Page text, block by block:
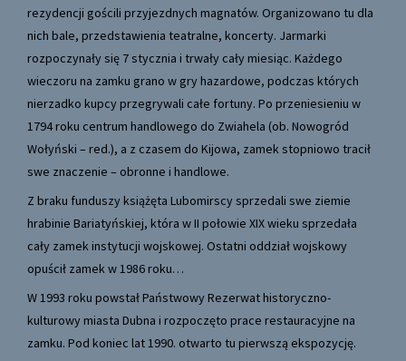
rezydencji gościli przyjezdnych magnatów. Organizowano tu dla
nich bale, przedstawienia teatralne, koncerty. Jarmarki
rozpoczynały się 7 stycznia i trwały cały miesiąc. Każdego
wieczoru na zamku grano w gry hazardowe, podczas których
nierzadko kupcy przegrywali całe fortuny. Po przeniesieniu w
1794 roku centrum handlowego do Zwiahela (ob. Nowogród
Wołyński – red.), a z czasem do Kijowa, zamek stopniowo tracił
swe znaczenie – obronne i handlowe.
Z braku funduszy książęta Lubomirscy sprzedali swe ziemie
hrabinie Bariatyńskiej, która w II połowie XIX wieku sprzedała
cały zamek instytucji wojskowej. Ostatni oddział wojskowy
opuścił zamek w 1986 roku…
W 1993 roku powstał Państwowy Rezerwat historyczno-
kulturowy miasta Dubna i rozpoczęto prace restauracyjne na
zamku. Pod koniec lat 1990. otwarto tu pierwszą ekspozycję.